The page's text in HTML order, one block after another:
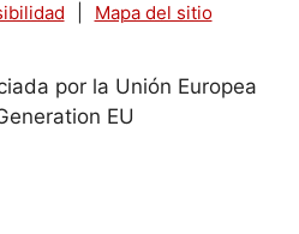
Mapa del sitio
por la Unión Europea
EU